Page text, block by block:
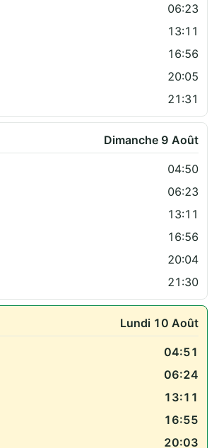
06:23
13:11
16:56
20:05
21:31
Dimanche 9 Août
04:50
06:23
13:11
16:56
20:04
21:30
Lundi 10 Août
04:51
06:24
13:11
16:55
20:03